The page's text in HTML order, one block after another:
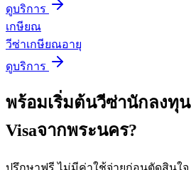
ดูบริการ
เกษียณ
วีซ่าเกษียณอายุ
ดูบริการ
พร้อมเริ่มต้นวีซ่านักลงทุน
Visaจากพระนคร?